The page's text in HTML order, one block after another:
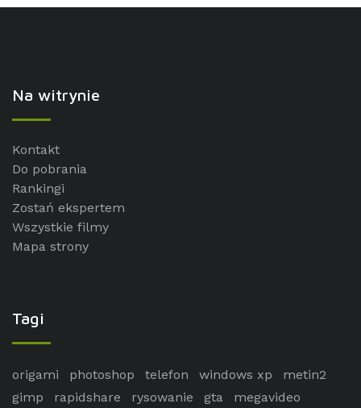
Na witrynie
Kontakt
Do pobrania
Rankingi
Zostań ekspertem
Wszystkie filmy
Mapa strony
Tagi
origami photoshop telefon windows xp
metin2
gimp
rapidshare rysowanie gta
megavideo